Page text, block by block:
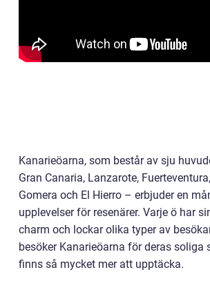
Kanarieöarna, som består av sju
Gran Canaria, Lanzarote,
Gomera och El Hierro – erbjuder en
upplevelser för resenärer. Varje ö har
charm och lockar olika typer av
besöker Kanarieöarna för deras soliga
finns så mycket mer att upptäcka.